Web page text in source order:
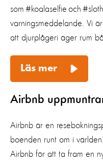
som #koalaselfie och
varningsmeddelande. Vi
att djurplågeri äger rum
Läs mer
Airbnb
Airbnb är en
boenden runt om i
Airbnb för att ta fram en